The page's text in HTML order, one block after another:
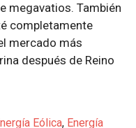
megavatios. También
completamente
mercado más
después de Reino
Eólica, Energía